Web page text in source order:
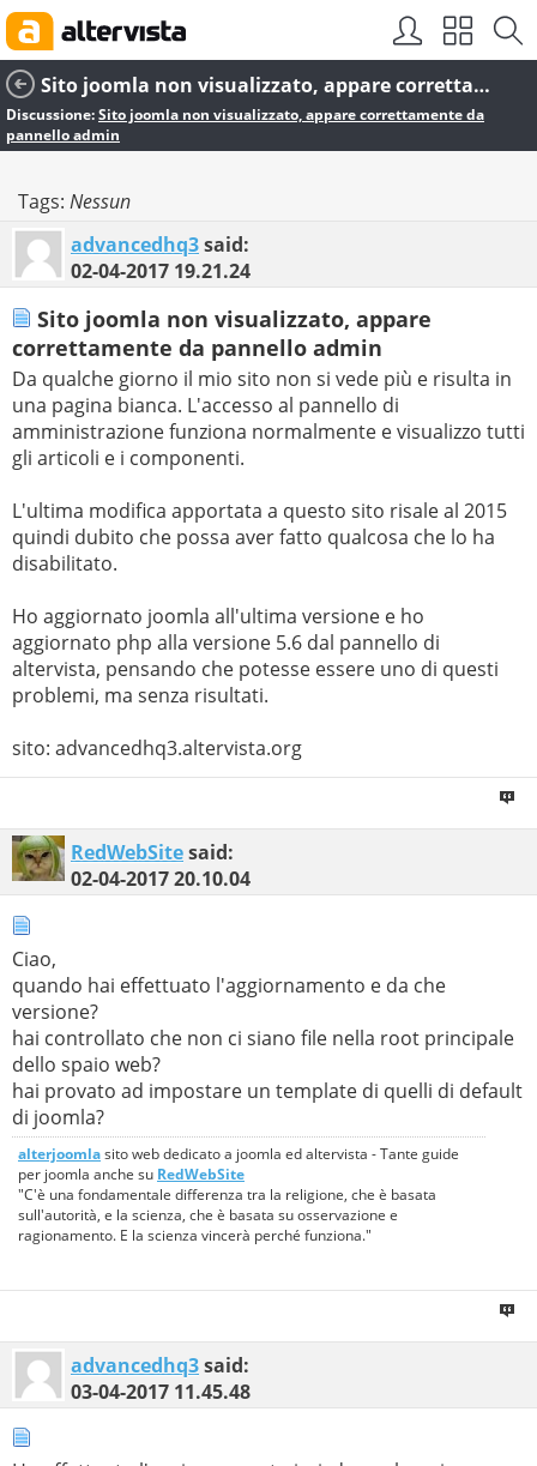
Sito joomla non visualizzato, appare correttamente da pannello admin
Discussione:Sito joomla non visualizzato, appare correttamente da
pannello admin
Tags: Nessun
advancedhq3said:
02-04-2017 19.21.24
Sito joomla non visualizzato, appare
correttamente da pannello admin
Da qualche giorno il mio sito non si vede più e risulta in
una pagina bianca. L'accesso al pannello di
amministrazione funziona normalmente e visualizzo tutti
gli articoli e i componenti.
L'ultima modifica apportata a questo sito risale al 2015
quindi dubito che possa aver fatto qualcosa che lo ha
disabilitato.
Ho aggiornato joomla all'ultima versione e ho
aggiornato php alla versione 5.6 dal pannello di
altervista, pensando che potesse essere uno di questi
problemi, ma senza risultati.
sito: advancedhq3.altervista.org
RedWebSitesaid:
02-04-201720.10.04
Ciao,
quando hai effettuato l'aggiornamento e da che
versione?
hai controllato che non ci siano file nella root principale
dello spaio web?
hai provato ad impostare un template di quelli di default
di joomla?
alterjoomlasito web dedicato a joomla ed altervista - Tante guide
per joomla anche su RedWebSite
"C'è una fondamentale differenza tra la religione, che è basata
sull'autorità, e la scienza, che è basata su osservazione e
ragionamento. E la scienza vincerà perché funziona."
advancedhq3said:
03-04-2017 11.45.48